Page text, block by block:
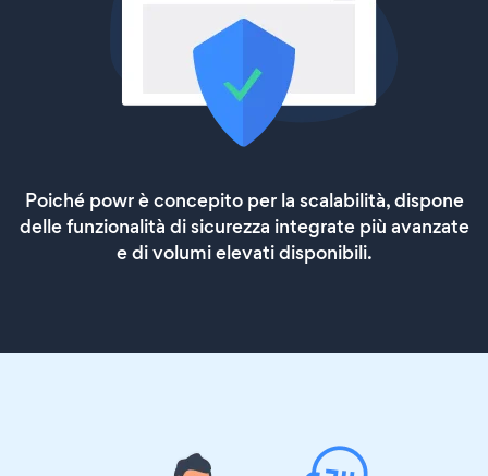
Poiché powr è concepito per la scalabilità, dispone
delle funzionalità di sicurezza integrate più avanzate
e di volumi elevati disponibili.